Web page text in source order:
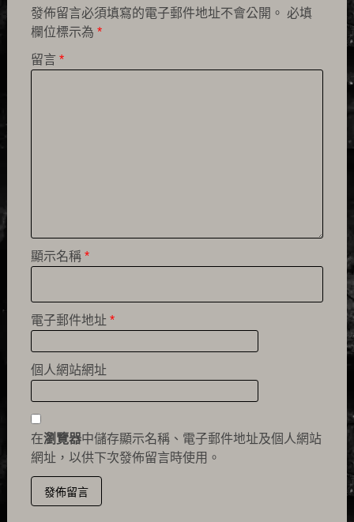
發佈留言必須填寫的電子郵件地址不會公開。 必填
欄位標示為 *
留言 *
顯示名稱 *
電子郵件地址 *
個人網站網址
在瀏覽器中儲存顯示名稱、電子郵件地址及個人網站
網址，以供下次發佈留言時使用。